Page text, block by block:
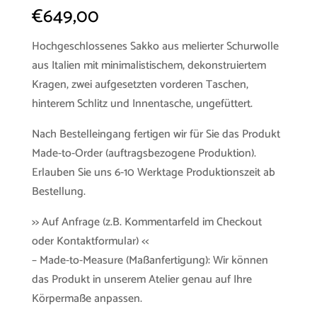
€649,00
Hochgeschlossenes Sakko aus melierter Schurwolle
aus Italien mit minimalistischem, dekonstruiertem
Kragen, zwei aufgesetzten vorderen Taschen,
hinterem Schlitz und Innentasche, ungefüttert.
Nach Bestelleingang fertigen wir für Sie das Produkt
Made-to-Order (auftragsbezogene Produktion).
Erlauben Sie uns 6-10 Werktage Produktionszeit ab
Bestellung.
>> Auf Anfrage (z.B. Kommentarfeld im Checkout
oder Kontaktformular) <<
– Made-to-Measure (Maßanfertigung): Wir können
das Produkt in unserem Atelier genau auf Ihre
Körpermaße anpassen.